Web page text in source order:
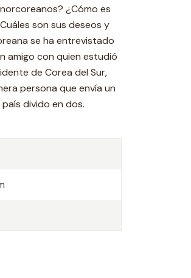
¿Cómo es
son sus deseos y
se ha entrevistado
amigo con quien estudió
de Corea del Sur,
persona que envía un
divido en dos.